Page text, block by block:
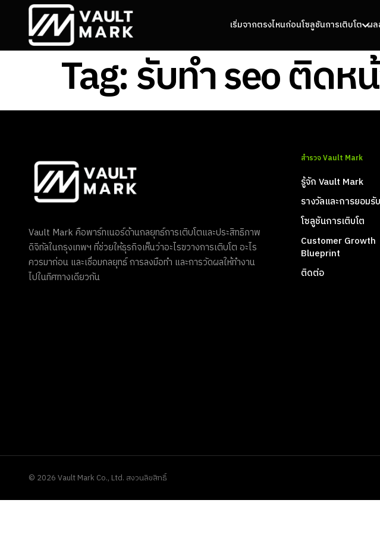
เริ่มจากตรงไหนก่อนโซลูชันการเติบโต ผ
Tag:รับทํา seo ติดห
Vault Mark คือพาร์ทเนอร์ด้านกลยุทธ์การเติบโตและประสิทธิภาพ
ดิจิทัลในกรุงเทพฯ ที่ช่วยให้ธุรกิจเห็นว่าอะไรขวางการเติบโต อะไร
ควรมาก่อน และเชื่อมกลยุทธ์ การลงมือทำ และการวัดผลให้ทำงาน
ไปในทิศทางเดียวกัน
สำรวจ Vault Mark
รู้จัก Vault Mark
รางวัลและการยอมรับ
โซลูชันการเติบโต
Customer Growth
Blueprint
ติดต่อ
© 2026Vault Mark Co., Ltd. สงวนลิขสิทธิ์